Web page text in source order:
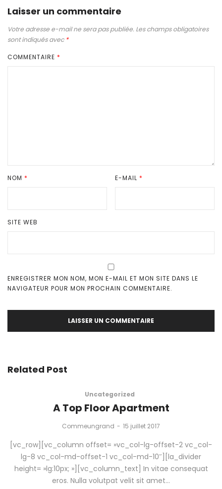
Laisser un commentaire
Votre adresse e-mail ne sera pas publiée. Les champs obligatoires
sont indiqués avec *
COMMENTAIRE *
NOM * E-MAIL *
SITE WEB
ENREGISTRER MON NOM, MON E-MAIL ET MON SITE DANS LE
NAVIGATEUR POUR MON PROCHAIN COMMENTAIRE.
Related Post
Uncategorized
A Top Floor Apartment
by
Commeungrand 15 juillet 2017
[vc_row][vc_column offset= »vc_col-lg-offset-2 vc_col-
lg-8 vc_col-md-offset-1 vc_col-md-10″][la_divider
height= »lg:10px; »][vc_column_text] In vitae consequat
eros. Nulla volutpat velit sit amet…